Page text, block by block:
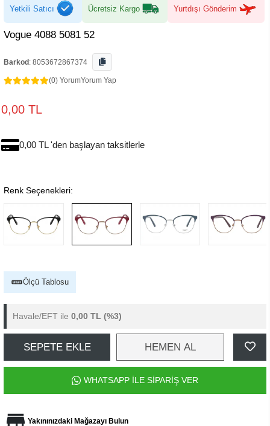
Yetkili Satıcı Ücretsiz Kargo Yurtdışı Gönderim
Vogue 4088 5081 52
Barkod : 8053672867374
(0) YorumYorum Yap
0,00 TL
0,00 TL 'den başlayan taksitlerle
Renk Seçenekleri:
Ölçü Tablosu
Havale/EFT ile 0,00 TL (%3)
SEPETE EKLE HEMEN AL
WHATSAPP İLE SİPARİŞ VER
Yakınınızdaki Mağazayı Bulun